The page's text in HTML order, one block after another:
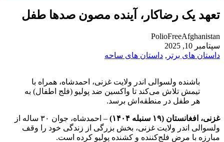
تعهد یک رضاکار، آینده مصون صدها طفل
PolioFreeAfghanistan
سپتامبر 10, 2025
داستان های برتر , داستان های ساحه
باشنده ولسوالی اندر ولایت غزنی، احمدشاه، همراه با
تیمش تلاش می‌کند تا واکسین ضد پولیو (فلج اطفال) به
هر طفل در منطقه‌اش برسد.
غزنی، افغانستان (۱۹ سنبله ۱۴۰۴)
– احمدشاه، جوان ۳۰ ساله از
ولسوالی اندر ولایت غزنی، بخش بزرگی از زندگی خود را وقف
مبارزه با مرض فلج‌کننده و کشنده پولیو کرده است.